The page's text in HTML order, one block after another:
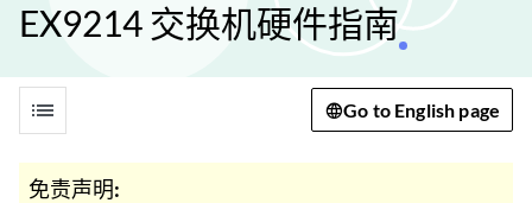
EX9214 交换机硬件指南
list Go to English page
免责声明: